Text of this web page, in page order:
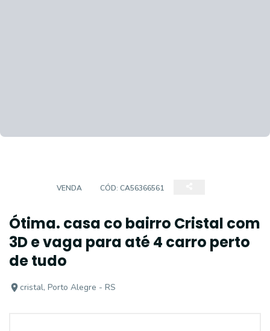
VENDA CÓD: CA56366561
Ótima. casa co bairro Cristal com
3D e vaga para até 4 carro perto
de tudo
cristal, Porto Alegre - RS